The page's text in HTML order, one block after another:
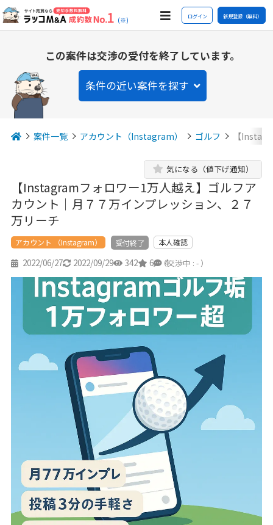
(※) ログイン 新規登録（無料）
この案件は交渉の受付を終了しています。
条件の近い案件を探す
案件一覧 アカウント（Instagram） ゴルフ 【
【Instagramフォロワー1万人越え】ゴルフア
カウント｜月７７万インプレッション、２７
万リーチ
気になる（値下げ通知）
アカウント （Instagram） 受付終了 本人確認
2022/06/27 2022/09/29 342 6 4
（交渉中 : - ）